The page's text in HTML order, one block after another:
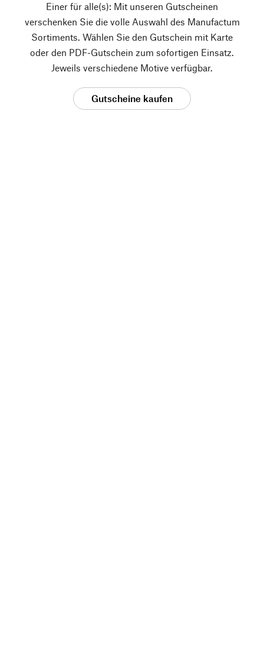
Einer für alle(s): Mit unseren Gutscheinen
verschenken Sie die volle Auswahl des Manufactum
Sortiments. Wählen Sie den Gutschein mit Karte
oder den PDF-Gutschein zum sofortigen Einsatz.
Jeweils verschiedene Motive verfügbar.
Gutscheine kaufen